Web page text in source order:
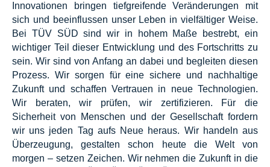
Innovationen bringen tiefgreifende Veränderungen mit
sich und beeinflussen unser Leben in vielfältiger Weise.
Bei TÜV SÜD sind wir in hohem Maße bestrebt, ein
wichtiger Teil dieser Entwicklung und des Fortschritts zu
sein. Wir sind von Anfang an dabei und begleiten diesen
Prozess. Wir sorgen für eine sichere und nachhaltige
Zukunft und schaffen Vertrauen in neue Technologien.
Wir beraten, wir prüfen, wir zertifizieren. Für die
Sicherheit von Menschen und der Gesellschaft fordern
wir uns jeden Tag aufs Neue heraus. Wir handeln aus
Überzeugung, gestalten schon heute die Welt von
morgen – setzen Zeichen. Wir nehmen die Zukunft in die